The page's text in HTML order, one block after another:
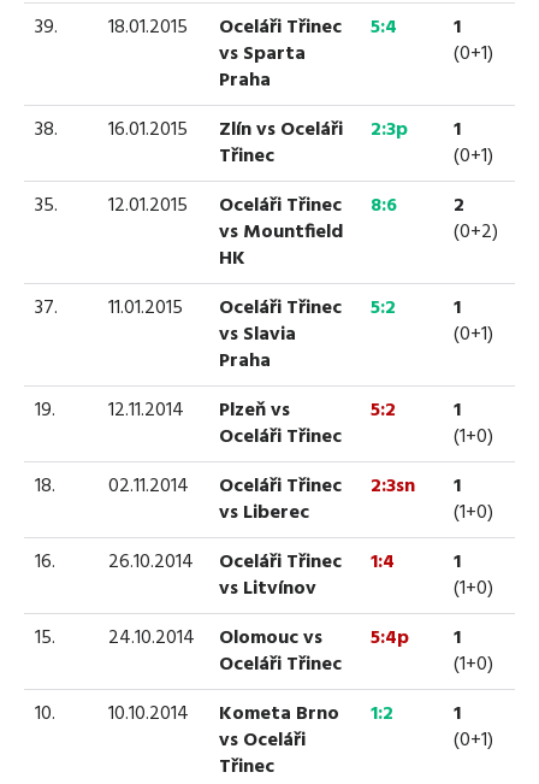
39.
18.01.2015
Oceláři Třinec
vs Sparta
Praha
5:4
1
(0+1)
38. 16.01.2015
Zlín vs Oceláři
Třinec
2:3p
1
(0+1)
35.
12.01.2015
Oceláři Třinec
vs Mountfield
HK
8:6
2
(0+2)
37. 11.01.2015
Oceláři Třinec
vs Slavia
Praha
5:2
1
(0+1)
19. 12.11.2014
Plzeň vs
Oceláři Třinec
5:2
1
(1+0)
18.
02.11.2014
Oceláři Třinec
vs Liberec
2:3sn
1
(1+0)
16.
26.10.2014
Oceláři Třinec
vs Litvínov
1:4
1
(1+0)
15.
24.10.2014
Olomouc vs
Oceláři Třinec
5:4p
1
(1+0)
10.
10.10.2014
Kometa Brno
vs Oceláři
Třinec
1:2
1
(0+1)